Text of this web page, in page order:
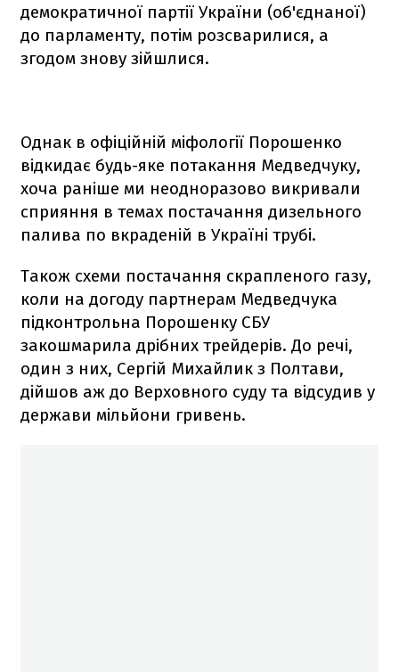
демократичної партії України (об'єднаної)
до парламенту, потім розсварилися, а
згодом знову зійшлися.
Однак в офіційній міфології Порошенко
відкидає будь-яке потакання Медведчуку,
хоча раніше ми неодноразово викривали
сприяння в темах постачання дизельного
палива по вкраденій в Україні трубі.
Також схеми постачання скрапленого газу,
коли на догоду партнерам Медведчука
підконтрольна Порошенку СБУ
закошмарила дрібних трейдерів. До речі,
один з них, Сергій Михайлик з Полтави,
дійшов аж до Верховного суду та відсудив у
держави мільйони гривень.